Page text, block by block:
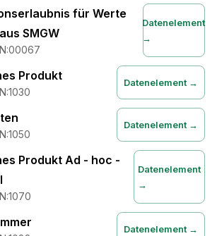
für Werte
SMGW
Datenelement
→
Produkt Datenelement →
Datenelement →
Produkt Ad - hoc -
Datenelement
→
Datenelement →